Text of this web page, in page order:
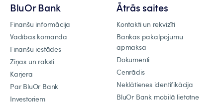
BluOr Bank
Finanšu informācija
Vadības komanda
Finanšu iestādes
Ziņas un raksti
Karjera
Par BluOr Bank
Investoriem
Ātrās saites
Kontakti un rekvizīti
Bankas pakalpojumu
apmaksa
Dokumenti
Cenrādis
Neklātienes identifikācija
BluOr Bank mobilā lietotne